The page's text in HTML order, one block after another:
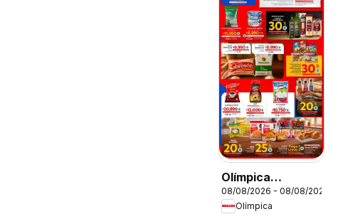
Olímpica
catálogo súper
ofertas
08/08/2026 - 08/08/2026
Olímpica